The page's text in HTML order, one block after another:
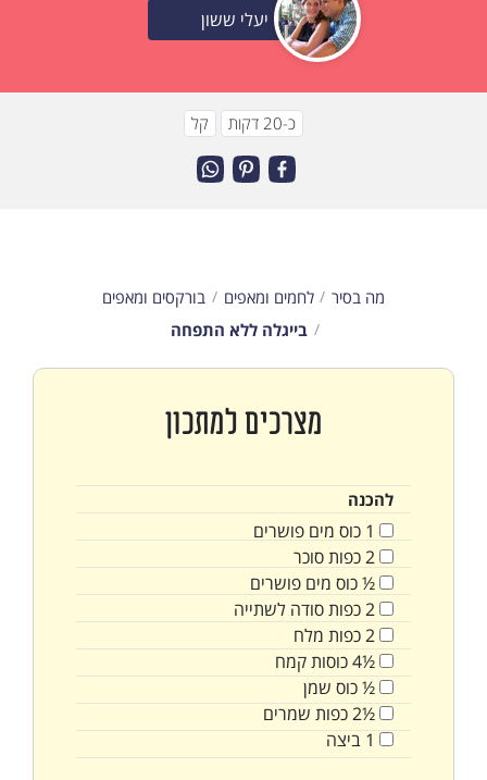
יעלי ששון
כ-20 דקות קל
מה בסיר לחמים ומאפים
בורקסים ומאפים
בייגלה ללא התפחה
מצרכים למתכון
להכנה
1 כוס מים פושרים
2כפותסוכר
½כוס מים פושרים
2כפותסודה לשתייה
2כפות מלח
½4 כוסותקמח
½כוס שמן
½2 כפות שמרים
1 ביצה